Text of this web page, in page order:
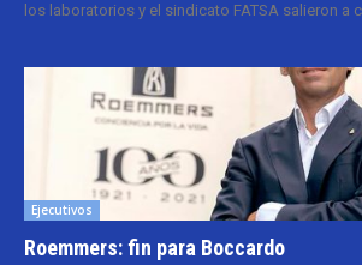
los laboratorios y el sindicato FATSA salieron a
Ejecutivos
Roemmers: fin para Boccardo